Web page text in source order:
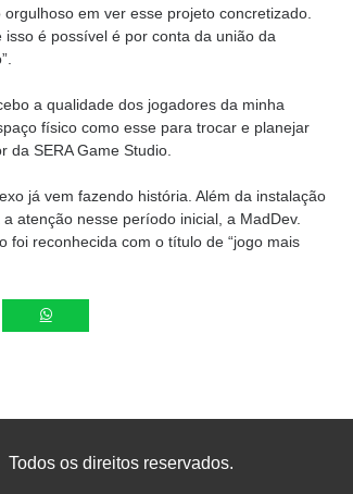
em ver esse projeto concretizado.
é possível é por conta da união da
a qualidade dos jogadores da minha
físico como esse para trocar e planejar
da SERA Game Studio.
já vem fazendo história. Além da instalação
atenção nesse período inicial, a MadDev.
foi reconhecida com o título de “jogo mais
Todos os direitos reservados.